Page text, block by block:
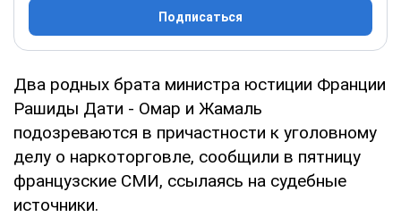
Подписаться
Два родных брата министра юстиции Франции
Рашиды Дати - Омар и Жамаль
подозреваются в причастности к уголовному
делу о наркоторговле, сообщили в пятницу
французские СМИ, ссылаясь на судебные
источники.